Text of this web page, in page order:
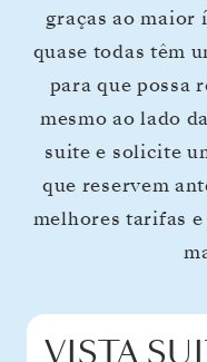
graças ao maior
quase todas têm
para que possa
mesmo ao lado
suite e solicite
que reservem
melhores tarifas
VISTA